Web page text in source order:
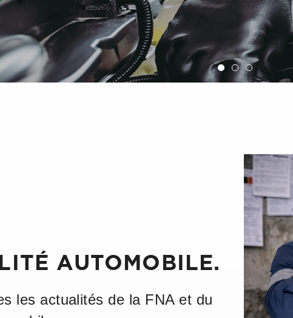
AUTOMOBILE.
les actualités de la FNA et du